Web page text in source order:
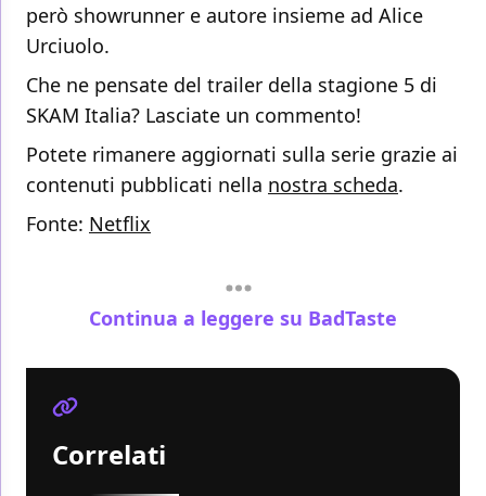
però showrunner e autore insieme ad Alice
Urciuolo.
Che ne pensate del trailer della stagione 5 di
SKAM Italia? Lasciate un commento!
Potete rimanere aggiornati sulla serie grazie ai
contenuti pubblicati nella nostra scheda.
Fonte: Netflix
Continua a leggere su BadTaste
Correlati